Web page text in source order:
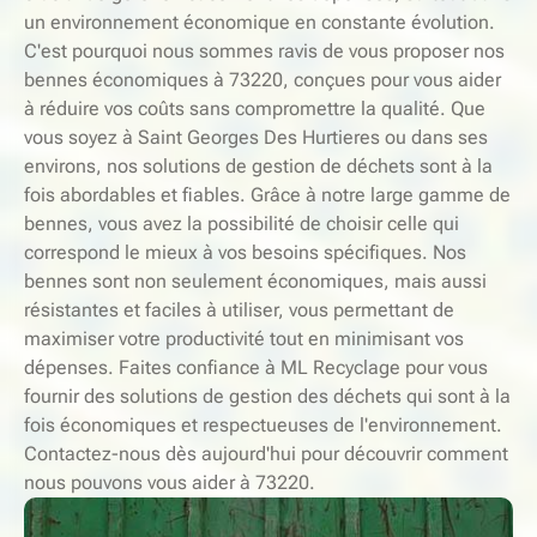
un environnement économique en constante évolution.
C'est pourquoi nous sommes ravis de vous proposer nos
bennes économiques à 73220, conçues pour vous aider
à réduire vos coûts sans compromettre la qualité. Que
vous soyez à Saint Georges Des Hurtieres ou dans ses
environs, nos solutions de gestion de déchets sont à la
fois abordables et fiables. Grâce à notre large gamme de
bennes, vous avez la possibilité de choisir celle qui
correspond le mieux à vos besoins spécifiques. Nos
bennes sont non seulement économiques, mais aussi
résistantes et faciles à utiliser, vous permettant de
maximiser votre productivité tout en minimisant vos
dépenses. Faites confiance à ML Recyclage pour vous
fournir des solutions de gestion des déchets qui sont à la
fois économiques et respectueuses de l'environnement.
Contactez-nous dès aujourd'hui pour découvrir comment
nous pouvons vous aider à 73220.